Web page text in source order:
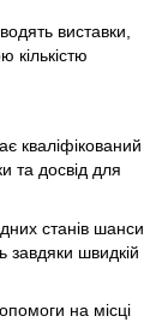
виставки,
кількістю
кваліфікований
та досвід для
станів шанси
завдяки швидкій
на місці